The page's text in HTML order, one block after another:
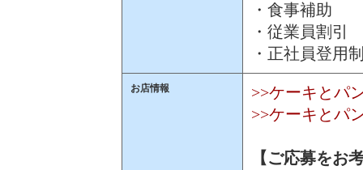
・食事補助
・従業員割引
・正社員登用
お店情報
>>ケーキとパ
>>ケーキとパ
【ご応募をお